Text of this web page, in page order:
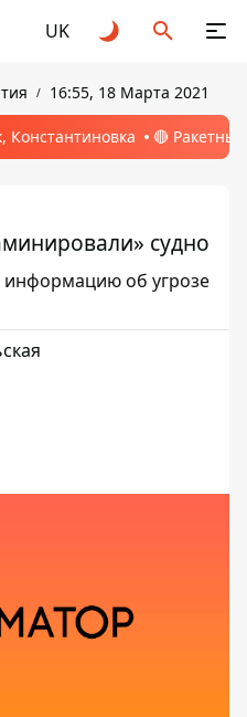
UK
16:55, 18 Марта 2021
Константиновка 🔴
судно
информацию об угрозе